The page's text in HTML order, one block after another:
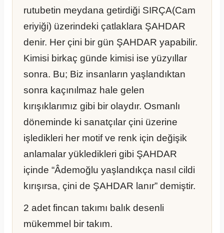
rutubetin meydana getirdiği SIRÇA(Cam
eriyiği) üzerindeki çatlaklara ŞAHDAR
denir. Her çini bir gün ŞAHDAR yapabilir.
Kimisi birkaç günde kimisi ise yüzyıllar
sonra. Bu; Biz insanların yaşlandıktan
sonra kaçınılmaz hale gelen
kırışıklarımız gibi bir olaydır. Osmanlı
döneminde ki sanatçılar çini üzerine
işledikleri her motif ve renk için değişik
anlamalar yükledikleri gibi ŞAHDAR
içinde “Âdemoğlu yaşlandıkça nasıl cildi
kırışırsa, çini de ŞAHDAR lanır” demiştir.
2 adet fincan takımı balık desenli
mükemmel bir takım.